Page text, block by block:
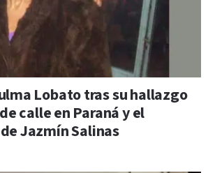
Lobato tras su hallazgo
calle en Paraná y el
Jazmín Salinas